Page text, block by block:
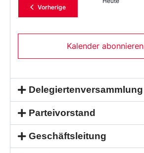
VorherigeVeranstaltungen
Kalender abonnieren
Delegiertenversammlung
Parteivorstand
Geschäftsleitung